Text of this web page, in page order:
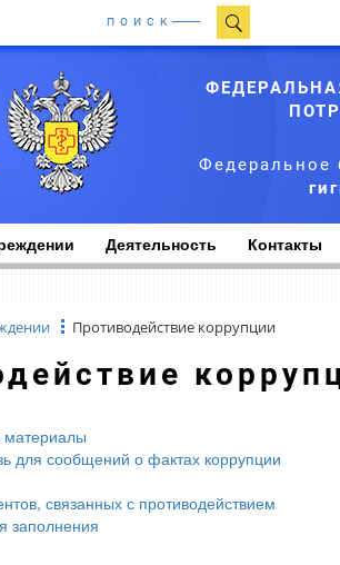
ПОИСК
Федеральное
Деятельность Контакты
Противодействие коррупции
материалы
для сообщений о фактах коррупции
связанных с противодействием
заполнения